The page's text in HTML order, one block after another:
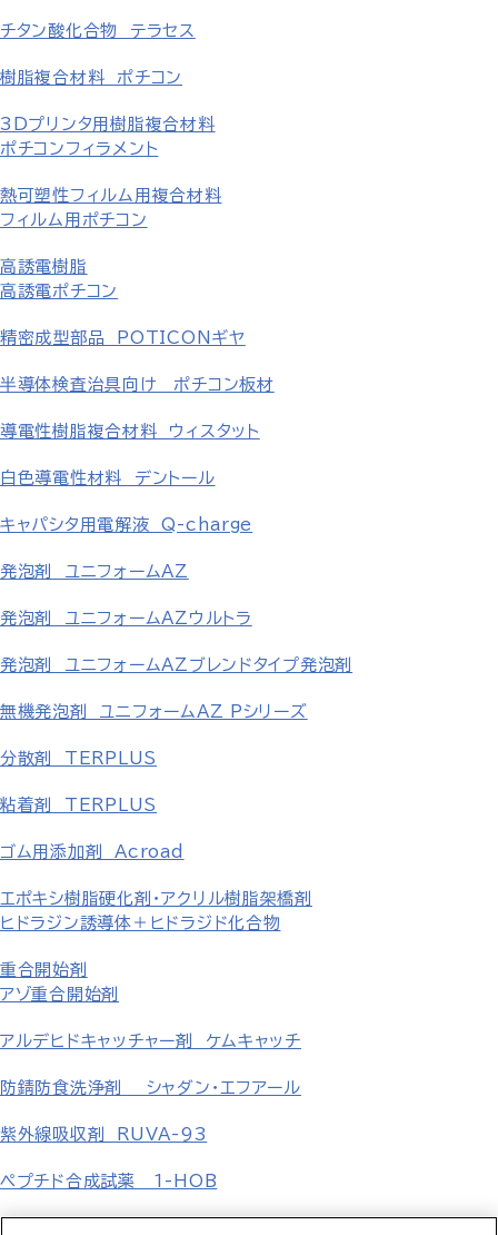
チタン酸化合物 テラセス
樹脂複合材料 ポチコン
3Dプリンタ用樹脂複合材料
ポチコンフィラメント
熱可塑性フィルム用複合材料
フィルム用ポチコン
高誘電樹脂
高誘電ポチコン
精密成型部品 POTICONギヤ
半導体検査治具向け ポチコン板材
導電性樹脂複合材料 ウィスタット
白色導電性材料 デントール
キャパシタ用電解液 Q-charge
発泡剤 ユニフォームAZ
発泡剤 ユニフォームAZウルトラ
発泡剤 ユニフォームAZブレンドタイプ発泡剤
無機発泡剤 ユニフォームAZ Pシリーズ
分散剤 TERPLUS
粘着剤 TERPLUS
ゴム用添加剤 Acroad
エポキシ樹脂硬化剤・アクリル樹脂架橋剤
ヒドラジン誘導体＋ヒドラジド化合物
重合開始剤
アゾ重合開始剤
アルデヒドキャッチャー剤 ケムキャッチ
防錆防食洗浄剤 シャダン・エフアール
紫外線吸収剤 RUVA-93
ペプチド合成試薬 1-HOB